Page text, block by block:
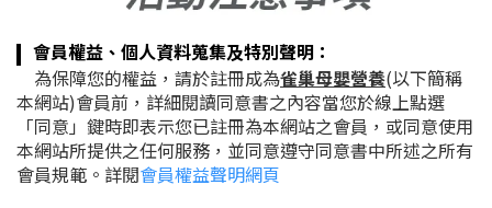
會員權益、個人資料蒐集及特別聲明 ：
為保障您的權益，請於註冊成為雀巢母嬰營養(以下簡稱
本網站)會員前，詳細閱讀同意書之內容當您於線上點選
「同意」鍵時即表示您已註冊為本網站之會員，或同意使用
本網站所提供之任何服務，並同意遵守同意書中所述之所有
會員規範。 詳閱會員權益聲明網頁